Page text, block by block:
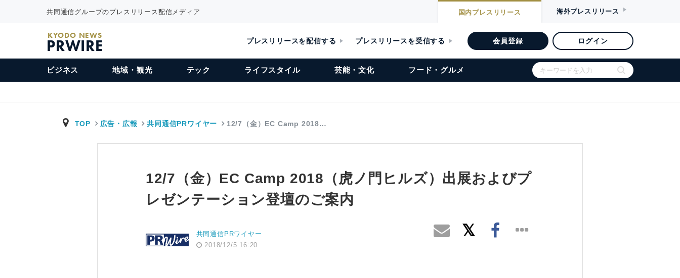
共同通信グループのプレスリリース配信メディア 国内プレスリリース 海外プレスリリース
KYODO NEWS
PRWIRE プレスリリースを配信する プレスリリースを受信する 会員登録 ログイン
ビジネス 地域・観光 テック ライフスタイル 芸能・文化 フード・グルメ
TOP 広告・広報 共同通信PRワイヤー 12/7（金）EC Camp 2018…
12/7（金）EC Camp 2018（虎ノ門ヒルズ）出展およびプ
レゼンテーション登壇のご案内
共同通信PRワイヤー
2018/12/5 16:20